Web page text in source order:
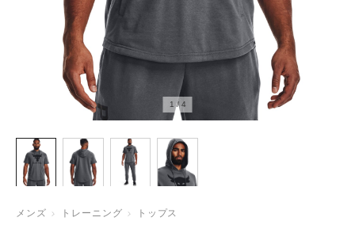
1 / 4
メンズ トレーニング トップス